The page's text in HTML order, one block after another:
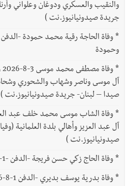
والنقيب والعسكري ودوغان وعلواني
جريدة صيدونيانيوز.نت )
*
وحمودة
*
آل موسى وناصر وشهاب والشحوري
صيدا – لبنان- جريدة صيدونيانيوز.نت )
*
آل عبد العزيز وأهالي بلدة العلمانية
صيدونيانيوز.نت )
*وفاة الحاج زكي حسن فريجة -الدفن -1-8-2026
*